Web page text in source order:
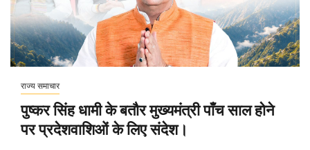
राज्य समाचार
पुष्कर सिंह धामी के बतौर मुख्यमंत्री पाँच साल होने
पर प्रदेशवाशिओं के लिए संदेश।